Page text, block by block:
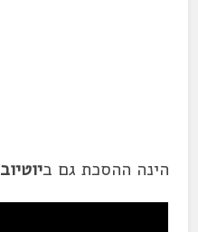
הינה ההסכת גם ביוטיוב